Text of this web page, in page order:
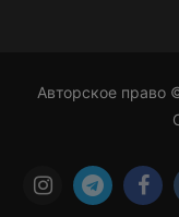
Авторское право